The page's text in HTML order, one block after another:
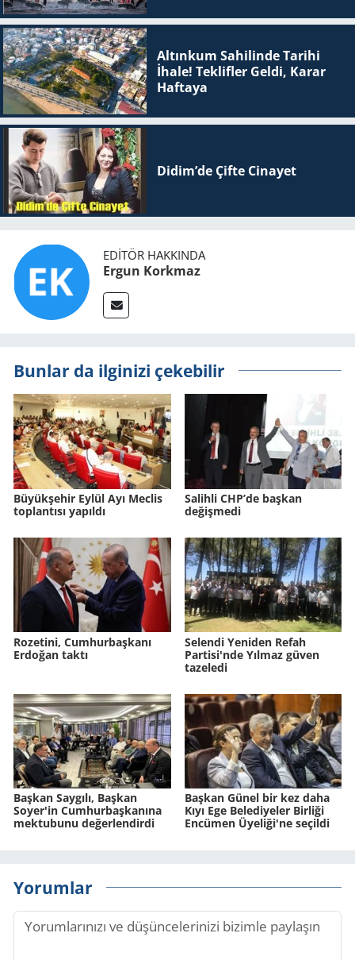
Altınkum Sahilinde Tarihi
İhale! Teklifler Geldi, Karar
Haftaya
Didim’de Çifte Ci­na­yet
EDITÖR HAKKINDA
Ergun Korkmaz
Bunlar da ilginizi çekebilir
Büyükşehir Eylül Ayı Meclis
toplantısı yapıldı
Salihli CHP’de başkan
değişmedi
Rozetini, Cumhurbaşkanı
Erdoğan taktı
Selendi Yeniden Refah
Partisi'nde Yılmaz güven
tazeledi
Başkan Saygılı, Başkan
Soyer'in Cumhurbaşkanına
mektubunu değerlendirdi
Başkan Günel bir kez daha
Kıyı Ege Belediyeler Birliği
Encümen Üyeliği'ne seçildi
Yorumlar